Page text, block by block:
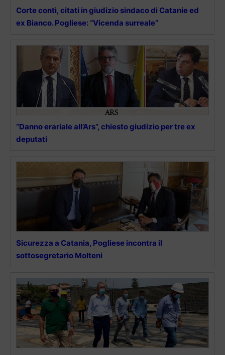
Corte conti, citati in giudizio sindaco di Catanie ed
ex Bianco. Pogliese: “Vicenda surreale”
“Danno erariale all’Ars”, chiesto giudizio per tre ex
deputati
Sicurezza a Catania, Pogliese incontra il
sottosegretario Molteni